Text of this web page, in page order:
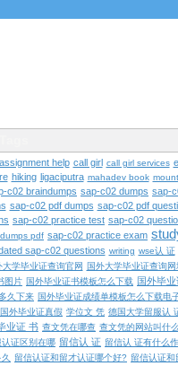
assignment help call girl call girl services
hiking ligaciputra mahadev book
c02 braindumps sap-c02 dumps sap-
sap-c02 pdf dumps sap-c02 pdf
sap-c02 practice test sap-c02
pdf sap-c02 practice exam
sap-c02 questions writing wse认 证
大学毕业证查询官网 国外大学毕业证查询网
图片 国外毕业证书模板怎么下载 国外毕
久下来 国外毕业证成绩单模板怎么下载电
外毕业证真假 学位文 凭 德国大学留服认
业证 书 查文凭在哪查 查文凭的网站叫什么
证区别在哪 留信认 证 留信认 证有什么
留信认证和留才认证哪个好? 留信认证和